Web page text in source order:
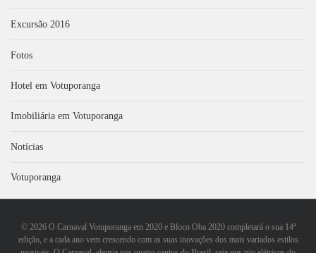
Excursão 2016
Fotos
Hotel em Votuporanga
Imobiliária em Votuporanga
Notícias
Votuporanga
©2026 O Carnaval Votuporanga em 2020 e Bloco Oba 2020 completará o sua 14ª
edição, e a cada ano vem crescendo com as suas inovações dos mais variados estilos